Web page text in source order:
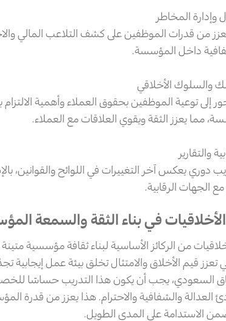
وإدارة المخاطر
من قدرات الموظفين على كشف التلاعب المالي
داخل المؤسسة.
والسلوك الأخلاقي
إلى توعية الموظفين بحقوق العملاء وأهمية الالتزام
مما يعزز الثقة ويقوي العلاقات مع العملاء.
والتقارير
دوري يعكس آخر التغييرات في اللوائح والقوانين،
الجهات الرقابية.
في بناء الثقة والسمعة
من الركائز الأساسية لبناء ثقافة مؤسسية
قيم الأخلاق والامتثال تخلق بيئة عمل إيجابية
السعودي، يجب أن يكون هذا التدريب حساسًا
العدالة والشفافية والاحترام. هذا يعزز من قدرة
الاستدامة على المدى الطويل.